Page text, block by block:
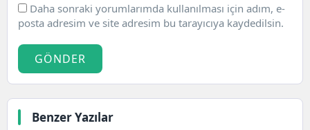
Daha sonraki yorumlarımda kullanılması için adım, e-
posta adresim ve site adresim bu tarayıcıya kaydedilsin.
GÖNDER
Benzer Yazılar